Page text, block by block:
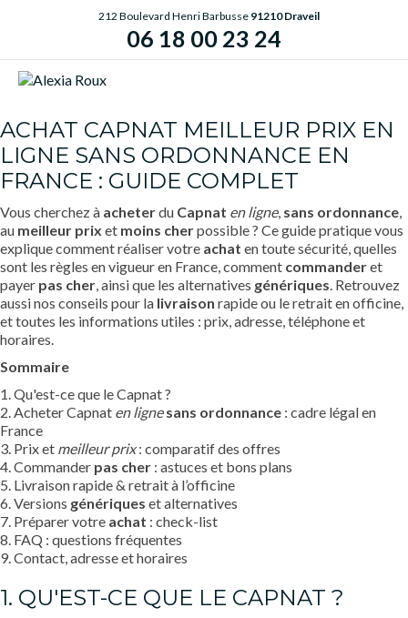
212 Boulevard Henri Barbusse 91210 Draveil
06 18 00 23 24
ACHAT CAPNAT MEILLEUR PRIX EN
LIGNE SANS ORDONNANCE EN
FRANCE : GUIDE COMPLET
Vous cherchez à acheterdu Capnat en ligne, sans ordonnance,
au meilleur prix et moins cherpossible ? Ce guide pratique vous
explique comment réaliser votre achat en toute sécurité, quelles
sont les règles en vigueur en France, comment commanderet
payer pas cher, ainsi que les alternatives génériques. Retrouvez
aussi nos conseils pour la livraison rapide ou le retrait en officine,
et toutes les informations utiles : prix, adresse, téléphone et
horaires.
Sommaire
1. Qu'est-ce que le Capnat ?
2. Acheter Capnat en ligne sans ordonnance : cadre légal en
France
3. Prix et meilleur prix: comparatif des offres
4. Commander pas cher : astuces et bons plans
5. Livraison rapide & retrait à l’officine
6. Versions génériques et alternatives
7. Préparer votre achat : check-list
8. FAQ : questions fréquentes
9. Contact, adresse et horaires
1. QU'EST-CE QUE LE CAPNAT ?